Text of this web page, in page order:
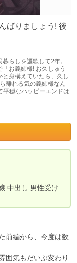
ばりましょう! 後
らしを謳歌して2年。
お義姉様! お久しゅう
身構えていたら、久し
離れる気の義姉様なん
穏なハッピーエンドは
中出し 男性受け
前編から、今度は数
囲気もだいぶ変わり